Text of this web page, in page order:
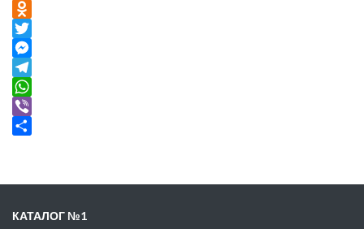
VK
Odnoklassniki
Twitter
Messenger
Telegram
WhatsApp
Viber
КАТАЛОГ №1